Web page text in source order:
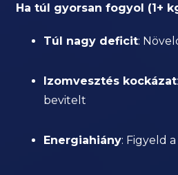
Ha túl gyorsan fogyol (1+
Túl nagy deficit:
Izomvesztés kockázat
bevitelt
Energiahiány: Figyeld